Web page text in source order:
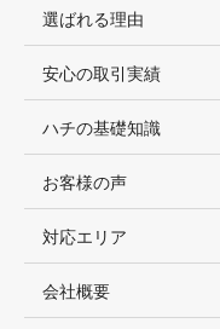
選ばれる理由
安心の取引実績
ハチの基礎知識
お客様の声
対応エリア
会社概要